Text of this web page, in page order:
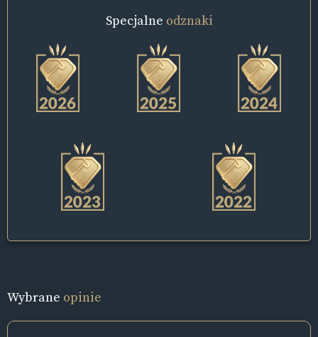
Specjalne odznaki
Wybrane opinie